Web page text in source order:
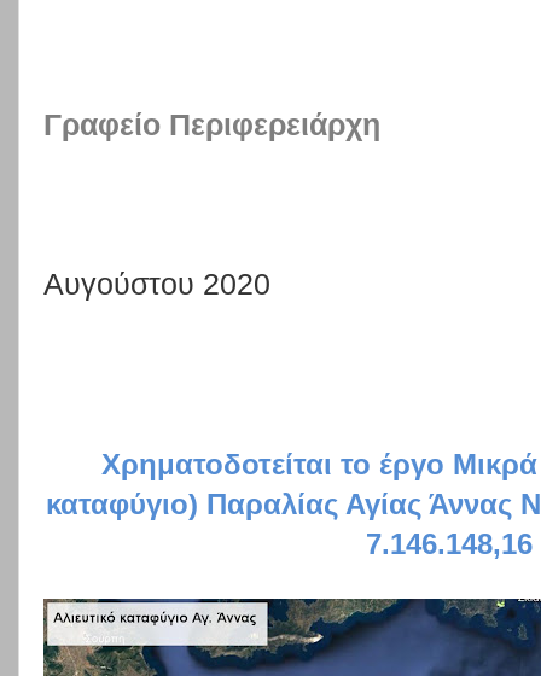
Γραφείο Περιφερειάρχη
Αυγούστου 2020
Χρηματοδοτείται το έργο Μικρά
καταφύγιο) Παραλίας Αγίας